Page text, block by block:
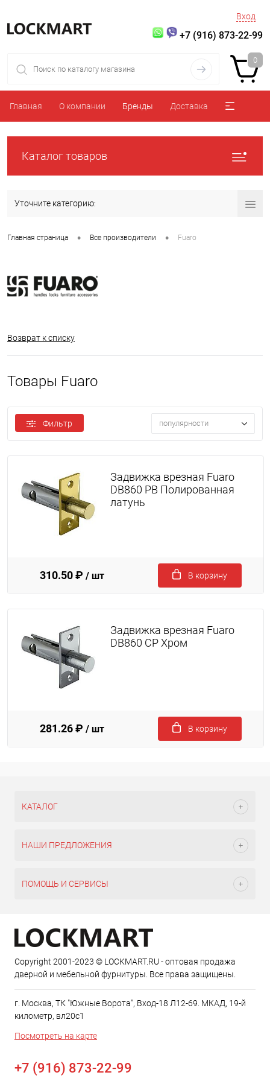
Вход
+7 (916) 873-22-99
0
Главная О компании Бренды Доставка
Каталог товаров
Уточните категорию:
Главная страница • Все производители • Fuaro
Возврат к списку
Товары Fuaro
Фильтр популярности
Задвижка врезная Fuaro
DB860 PB Полированная
латунь
310.50 ₽ / шт В корзину
Задвижка врезная Fuaro
DB860 CP Хром
281.26 ₽ / шт В корзину
КАТАЛОГ
НАШИ ПРЕДЛОЖЕНИЯ
ПОМОЩЬ И СЕРВИСЫ
Copyright 2001-2023 © LOCKMART.RU - оптовая продажа
дверной и мебельной фурнитуры. Все права защищены.
г. Москва, ТК "Южные Ворота", Вход-18 Л12-69. МКАД, 19-й
километр, вл20с1
Посмотреть на карте
+7 (916) 873-22-99